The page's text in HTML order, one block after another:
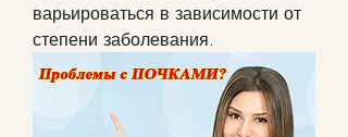
варьироваться в зависимости от
степени заболевания.